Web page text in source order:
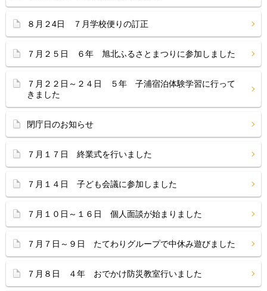
８月２4日 ７月学校便りの訂正
７月２５日 ６年 旭北ふるさとまつりに参加しました
７月２２日～２４日 ５年 子浦宿泊体験学習に行って
きました
閉庁日のお知らせ
７月１７日 終業式を行いました
７月１４日 子ども会議に参加しました
７月１０日～１６日 個人面談が始まりました
７月７日～９日 たてわりグループで中休み遊びました
７月８日 ４年 おでかけ防災教室行いました